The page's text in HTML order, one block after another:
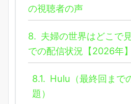
の視聴者の声
8. 夫婦の世界はどこで
での配信状況【2026年】
8.1. Hulu（最終回まで
題）